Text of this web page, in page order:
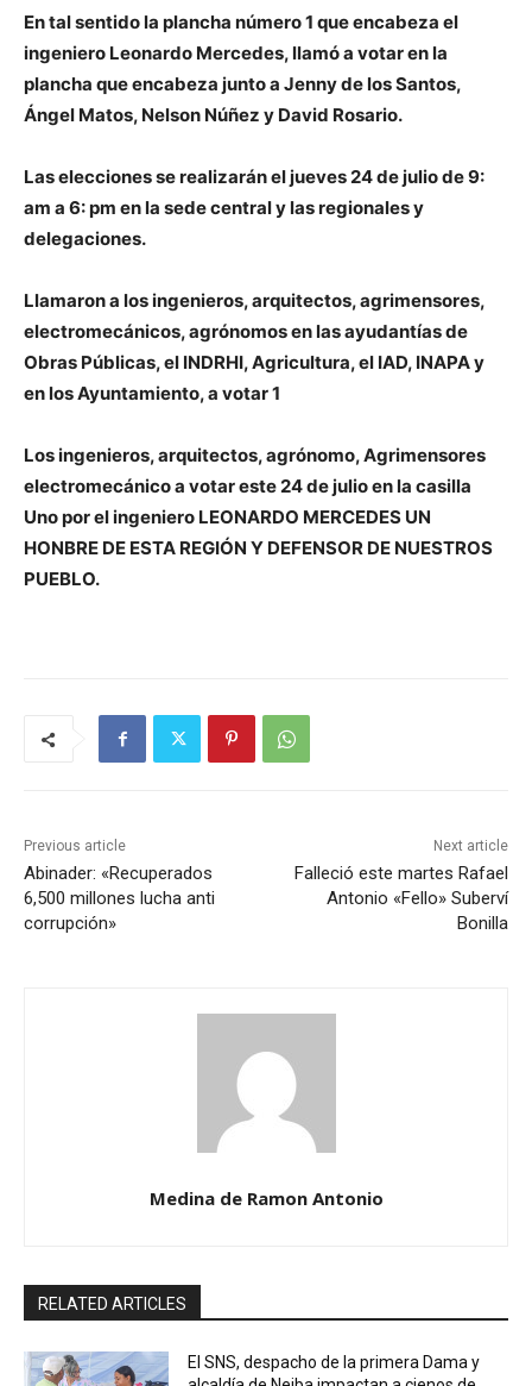
En tal sentido la plancha número 1 que encabeza el
ingeniero Leonardo Mercedes, llamó a votar en la
plancha que encabeza junto a Jenny de los Santos,
Ángel Matos, Nelson Núñez y David Rosario.
Las elecciones se realizarán el jueves 24 de julio de 9:
am a 6: pm en la sede central y las regionales y
delegaciones.
Llamaron a los ingenieros, arquitectos, agrimensores,
electromecánicos, agrónomos en las ayudantías de
Obras Públicas, el INDRHI, Agricultura, el IAD, INAPA y
en los Ayuntamiento, a votar 1
Los ingenieros, arquitectos, agrónomo, Agrimensores
electromecánico a votar este 24 de julio en la casilla
Uno por el ingeniero LEONARDO MERCEDES UN
HONBRE DE ESTA REGIÓN Y DEFENSOR DE NUESTROS
PUEBLO.
Previous article
Abinader: «Recuperados
6,500 millones lucha anti
corrupción»
Next article
Falleció este martes Rafael
Antonio «Fello» Suberví
Bonilla
Medina de Ramon Antonio
RELATED ARTICLES
El SNS, despacho de la primera Dama y